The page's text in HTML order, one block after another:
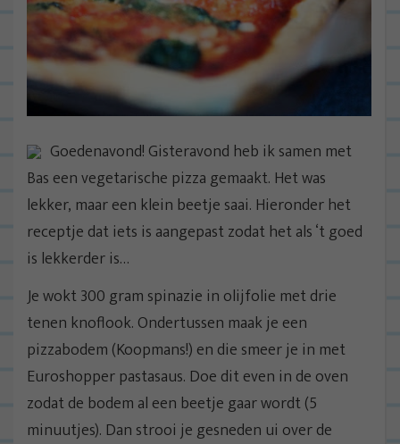
Goedenavond! Gisteravond heb ik samen met
Bas een vegetarische pizza gemaakt. Het was
lekker, maar een klein beetje saai. Hieronder het
receptje dat iets is aangepast zodat het als ‘t goed
is lekkerder is…
Je wokt 300 gram spinazie in olijfolie met drie
tenen knoflook. Ondertussen maak je een
pizzabodem (Koopmans!) en die smeer je in met
Euroshopper pastasaus. Doe dit even in de oven
zodat de bodem al een beetje gaar wordt (5
minuutjes). Dan strooi je gesneden ui over de